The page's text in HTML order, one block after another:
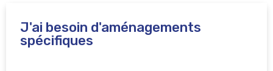
J'ai besoin d'aménagements
spécifiques